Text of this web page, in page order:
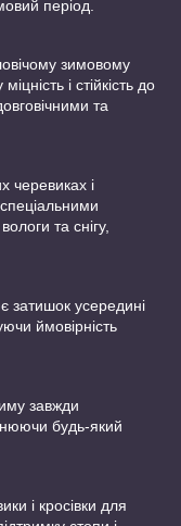
період.
зимовому
і стійкість до
та
черевиках і
та снігу,
затишок усередині
ймовірність
завжди
будь-який
і кросівки для